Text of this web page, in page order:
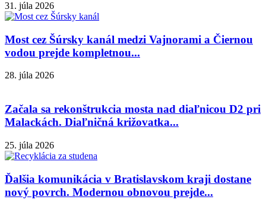
31. júla 2026
Most cez Šúrsky kanál medzi Vajnorami a Čiernou
vodou prejde kompletnou...
28. júla 2026
Začala sa rekonštrukcia mosta nad diaľnicou D2 pri
Malackách. Diaľničná križovatka...
25. júla 2026
Ďalšia komunikácia v Bratislavskom kraji dostane
nový povrch. Modernou obnovou prejde...